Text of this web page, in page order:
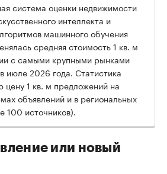
/ 00:00
система оценки недвижимости
интеллекта и
машинного обучения
средняя стоимость 1 кв. м
с самыми крупными рынками
июле 2026 года. Статистика
1 кв. м предложений на
объявлений и в региональных
100 источников).
или новый